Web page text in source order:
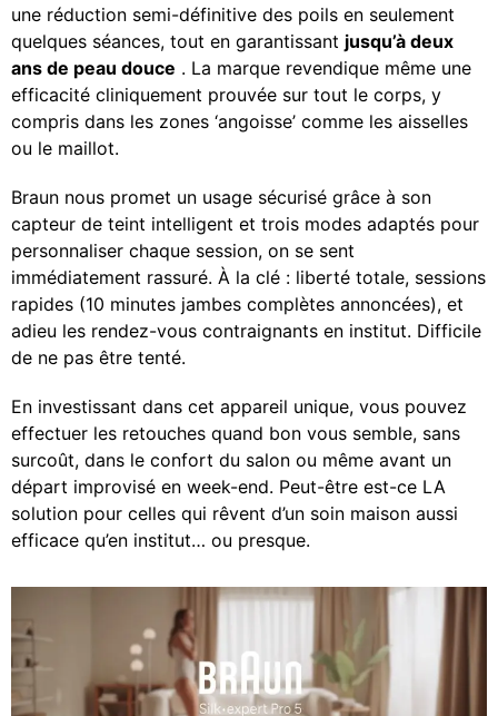
une réduction semi-définitive des poils en seulement
quelques séances, tout en garantissant jusqu’à deux
ans de peau douce . La marque revendique même une
efficacité cliniquement prouvée sur tout le corps, y
compris dans les zones ‘angoisse’ comme les aisselles
ou le maillot.
Braun nous promet un usage sécurisé grâce à son
capteur de teint intelligent et trois modes adaptés pour
personnaliser chaque session, on se sent
immédiatement rassuré. À la clé : liberté totale, sessions
rapides (10 minutes jambes complètes annoncées), et
adieu les rendez-vous contraignants en institut. Difficile
de ne pas être tenté.
En investissant dans cet appareil unique, vous pouvez
effectuer les retouches quand bon vous semble, sans
surcoût, dans le confort du salon ou même avant un
départ improvisé en week-end. Peut-être est-ce LA
solution pour celles qui rêvent d’un soin maison aussi
efficace qu’en institut… ou presque.